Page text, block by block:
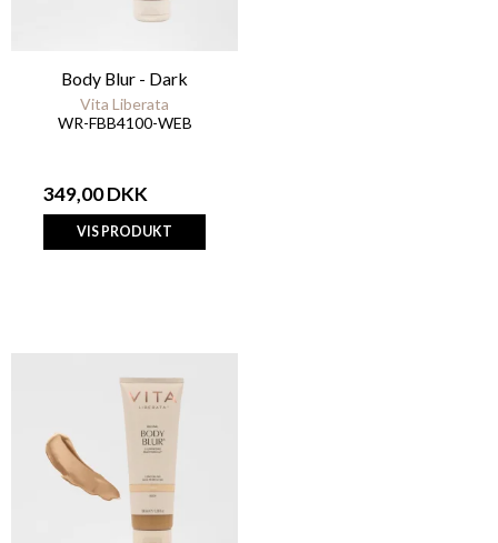
Body Blur - Dark
Vita Liberata
WR-FBB4100-WEB
349,00 DKK
VIS PRODUKT